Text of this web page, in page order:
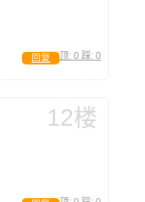
顶: 0 踩: 0
回复
12楼